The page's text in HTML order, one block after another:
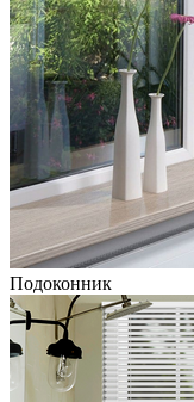
Подоконник